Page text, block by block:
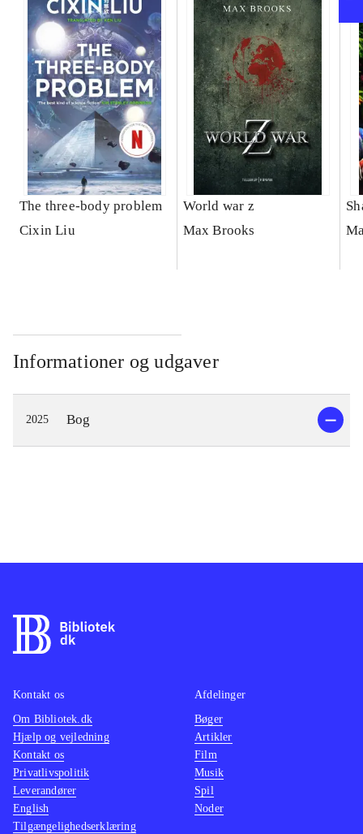
The three-body problem
Cixin Liu
World war z
Max Brooks
Informationer og udgaver
2025 Bog
Kontakt os
Om Bibliotek.dk
Hjælp og vejledning
Kontakt os
Privatlivspolitik
Leverandører
English
Tilgængelighedserklæring
Afdelinger
Bøger
Artikler
Film
Musik
Spil
Noder